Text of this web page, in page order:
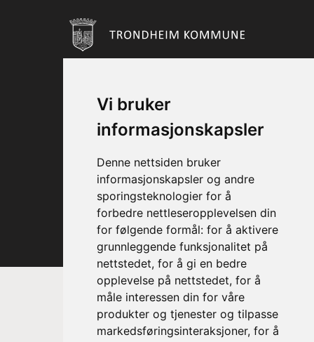
Vi bruker
informasjonskapsler
Denne nettsiden bruker
informasjonskapsler og andre
sporingsteknologier for å
forbedre nettleseropplevelsen din
for følgende formål: for å aktivere
grunnleggende funksjonalitet på
nettstedet, for å gi en bedre
opplevelse på nettstedet, for å
måle interessen din for våre
produkter og tjenester og tilpasse
markedsføringsinteraksjoner, for å